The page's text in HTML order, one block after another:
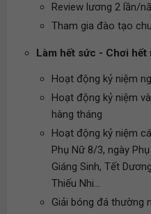
Review lương 2 lần/
Tham gia đào tạo
Làm hết sức - Chơi hết
Hoạt động kỷ niệm
Hoạt động kỷ niệm
hàng tháng
Hoạt động kỷ niệm
Phụ Nữ 8/3, ngày
Giáng Sinh, Tết
Thiếu Nhi...
Giải bóng đá thường